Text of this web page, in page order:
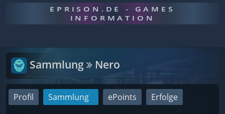
EPRISON.DE - GAMES
INFORMATION
Sammlung Nero
Profil Sammlung ePoints Erfolge